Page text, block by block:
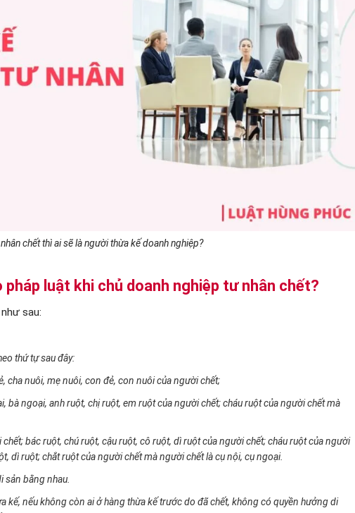
chết thì ai sẽ là người thừa kế doanh nghiệp?
luật khi chủ doanh nghiệp tư nhân chết?
sau:
thứ tự sau đây:
cha nuôi, mẹ nuôi, con đẻ, con nuôi của người chết;
ngoại, anh ruột, chị ruột, em ruột của người chết; cháu ruột của người chết mà
bác ruột, chú ruột, cậu ruột, cô ruột, dì ruột của người chết; cháu ruột của người
dì ruột; chắt ruột của người chết mà người chết là cụ nội, cụ ngoại.
sản bằng nhau.
kế, nếu không còn ai ở hàng thừa kế trước do đã chết, không có quyền hưởng di